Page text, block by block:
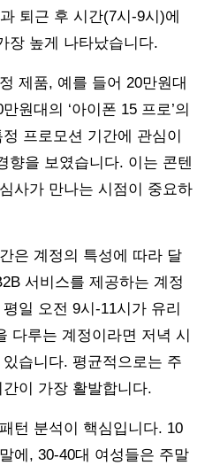
퇴근 후 시간(7시-9시)에
장 높게 나타났습니다.
제품, 예를 들어 20만원대
원대의 ‘아이폰 15 프로’의
프로모션 기간에 관심이
향을 보였습니다. 이는 콘텐
사가 만나는 시점이 중요하
은 계정의 특성에 따라 달
서비스를 제공하는 계정
일 오전 9시-11시가 유리
다루는 계정이라면 저녁 시
습니다. 평균적으로는 주
이 가장 활발합니다.
턴 분석이 핵심입니다. 10
에, 30-40대 여성들은 주말